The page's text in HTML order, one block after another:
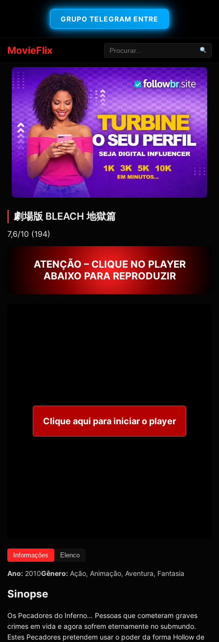
GRUPO TELEGRAM ENTRE
MovieFlix
劇場版 BLEACH 地獄篇
7,6/10 (194)
ATENÇÃO – CLIQUE NO PLAYER
ABAIXO PARA REPRODUZIR
Clique aqui para iniciar o player
Informações Elenco
Ano: 2010Gênero: Ação, Animação, Aventura, Fantasia
Sinopse
Os Pecadores do Inferno… Pessoas que cometeram graves
crimes em vida e agora sofrem eternamente no submundo.
Estes Pecadores pretendem usar o poder da forma Hollow de